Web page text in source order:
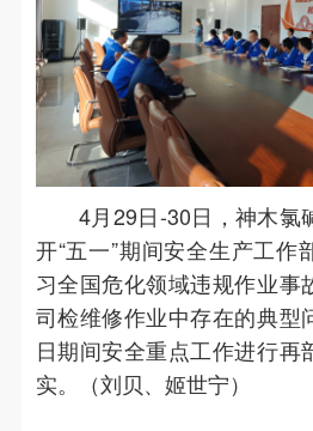
4月29日-30日，神木氯
开“五一”期间安全生产工作
习全国危化领域违规作业事
司检维修作业中存在的典型
日期间安全重点工作进行再
实。（刘贝、姬世宁）